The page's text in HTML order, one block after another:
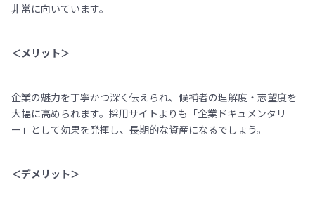
非常に向いています。
＜メリット＞
企業の魅力を丁寧かつ深く伝えられ、候補者の理解度・志望度を
大幅に高められます。採用サイトよりも「企業ドキュメンタリ
ー」として効果を発揮し、長期的な資産になるでしょう。
＜デメリット＞